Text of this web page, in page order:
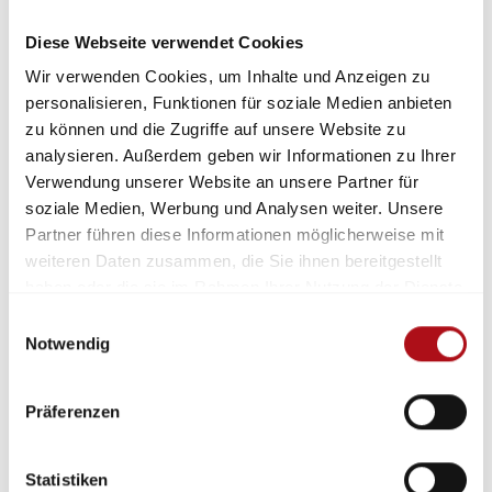
Diese Webseite verwendet Cookies
Wir verwenden Cookies, um Inhalte und Anzeigen zu
personalisieren, Funktionen für soziale Medien anbieten
zu können und die Zugriffe auf unsere Website zu
analysieren. Außerdem geben wir Informationen zu Ihrer
Verwendung unserer Website an unsere Partner für
soziale Medien, Werbung und Analysen weiter. Unsere
Partner führen diese Informationen möglicherweise mit
weiteren Daten zusammen, die Sie ihnen bereitgestellt
Notwendig
Präferenzen
Statistiken
Höhenstrukturen zu analysieren. Dies
Vegetationsbränden sowie Hochwasserlagen
eine wichtige Unterstützung.
Forum
: Für den fachlichen Austausch und zur
gemeinsamen Weiterentwicklung der NPGeo-
Kat-Anwendungen bietet ein Forum den
Anlaufpunkt für den Community-Ansatz der
Plattform. Hier können Einsatzkräfte und
neue Ideen zur Verbesserung der Plattform
Anwendungsfälle und Zukunftsperspektiven
Anwendungen, darunter den Waldbrandatlas,